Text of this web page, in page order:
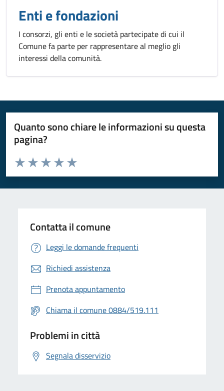
Enti e fondazioni
I consorzi, gli enti e le società partecipate di cui il
Comune fa parte per rappresentare al meglio gli
interessi della comunità.
Quanto sono chiare le informazioni su questa
pagina?
Valuta da 1 a 5 stelle la pagina
Valuta 5 stelle su 5
Valuta 4 stelle su 5
Valuta 3 stelle su 5
Valuta 2 stelle su 5
Valuta 1 stelle su 5
Contatta il comune
Leggi le domande frequenti
Richiedi assistenza
Prenota appuntamento
Chiama il comune 0884/519.111
Problemi in città
Segnala disservizio